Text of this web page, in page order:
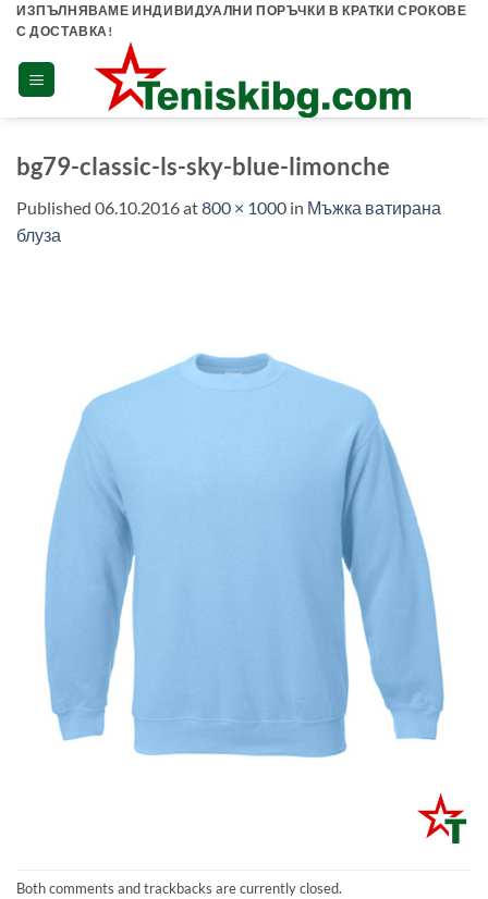
Skip
content
ИЗПЪЛНЯВАМЕ ИНДИВИДУАЛНИ ПОРЪЧКИ В КРАТКИ СРОКОВЕ
С ДОСТАВКА!
bg79-classic-ls-sky-blue-limonche
Published 06.10.2016at800 × 1000 in Мъжка ватирана
блуза
Both comments and trackbacks are currently closed.